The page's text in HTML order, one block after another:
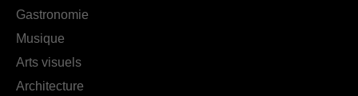
Gastronomie
Musique
Arts visuels
Architecture